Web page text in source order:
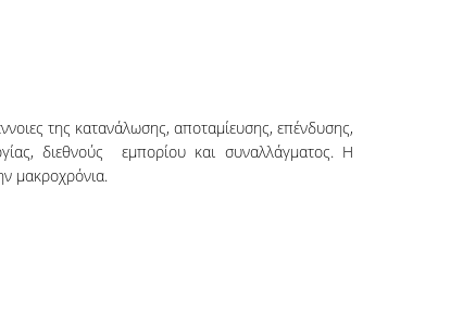
της κατανάλωσης, αποταμίευσης, επένδυσης,
διεθνούς εμπορίου και συναλλάγματος. Η
μακροχρόνια.